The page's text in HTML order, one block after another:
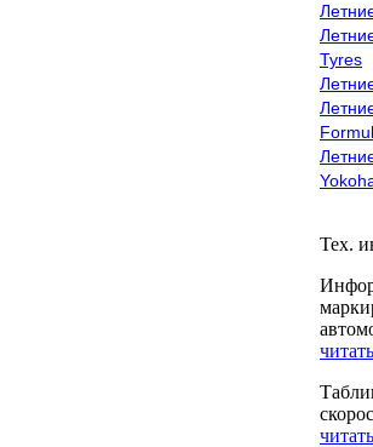
Tyres
Тех.